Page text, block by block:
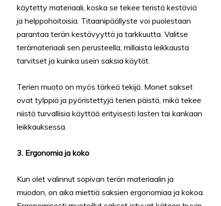
käytetty materiaali, koska se tekee teristä kestäviä
ja helppohoitoisia. Titaanipäällyste voi puolestaan
parantaa terän kestävyyttä ja tarkkuutta. Valitse
terämateriaali sen perusteella, millaista leikkausta
tarvitset ja kuinka usein saksia käytät.
Terien muoto on myös tärkeä tekijä. Monet sakset
ovat tylppiä ja pyöristettyjä terien päistä, mikä tekee
niistä turvallisia käyttää erityisesti lasten tai kankaan
leikkauksessa.
3. Ergonomia ja koko
Kun olet valinnut sopivan terän materiaalin ja
muodon, on aika miettiä saksien ergonomiaa ja kokoa.